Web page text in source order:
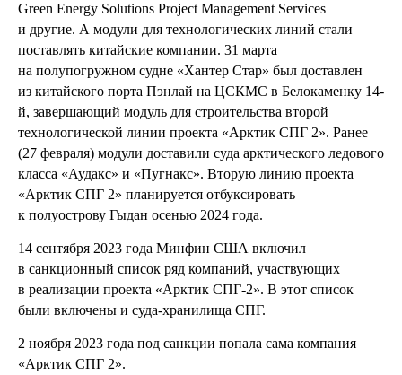
Green Energy Solutions Project Management Services
и другие. А модули для технологических линий стали
поставлять китайские компании. 31 марта
на полупогружном судне «Хантер Стар» был доставлен
из китайского порта Пэнлай на ЦСКМС в Белокаменку 14-
й, завершающий модуль для строительства второй
технологической линии проекта «Арктик СПГ 2». Ранее
(27 февраля) модули доставили суда арктического ледового
класса «Аудакс» и «Пугнакс». Вторую линию проекта
«Арктик СПГ 2» планируется отбуксировать
к полуострову Гыдан осенью 2024 года.
14 сентября 2023 года Минфин США включил
в санкционный список ряд компаний, участвующих
в реализации проекта «Арктик СПГ-2». В этот список
были включены и суда-хранилища СПГ.
2 ноября 2023 года под санкции попала сама компания
«Арктик СПГ 2».